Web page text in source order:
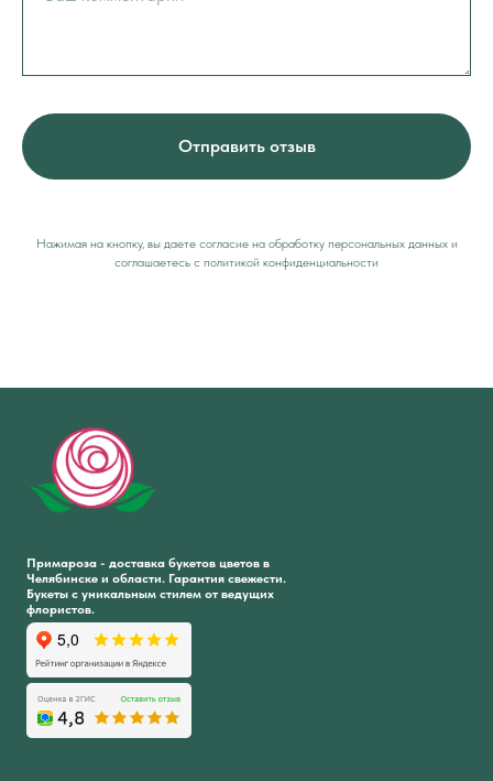
Отправить отзыв
Нажимая на кнопку, вы даете согласие на обработку персональных данных и
соглашаетесь c политикой конфиденциальности
Примароза - доставка букетов цветов в
Челябинске и области. Гарантия свежести.
Букеты с уникальным стилем от ведущих
флористов.